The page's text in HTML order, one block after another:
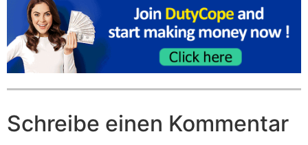
Schreibe einen Kommentar